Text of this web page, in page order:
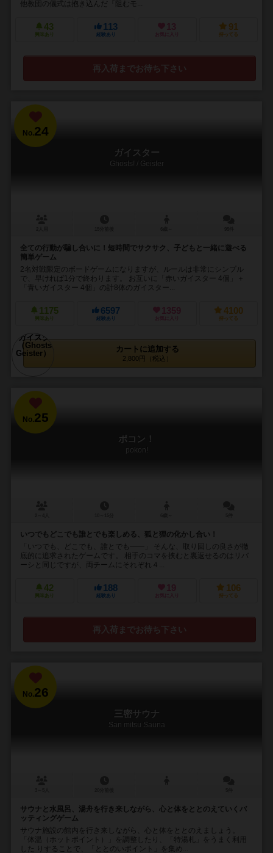
他教団の儀式は抱き込んだ『阻むモ...
43
興味あり
113
経験あり
13
お気に入り
91
持ってる
再入荷までお待ち下さい
No.24
ガイスター
Ghosts! / Geister
全ての行動が騙し合いに！短時間でサクサク、子どもと一緒に遊べる
簡単ゲーム
2名対戦限定のボードゲームになりますが、ルールは非常にシンプル
で、早ければ1分で終わります。 お互いに「赤いガイスター 4個」＋
「青いガイスター 4個」の計8体のガイスター...
1175
興味あり
6597
経験あり
1359
お気に入り
4100
持ってる
カートに追加する
2,800円（税込）
No.25
ポコン！
pokon!
いつでもどこでも誰とでも楽しめる、狐と狸の化かし合い！
「いつでも、どこでも、誰とでも――」 そんな、取り回しの良さが徹
底的に追求されたゲームです。 相手のコマを挟むと裏返せるのはリバ
ーシと同じですが、両チームにそれぞれ４...
42
興味あり
188
経験あり
19
お気に入り
106
持ってる
再入荷までお待ち下さい
No.26
三密サウナ
San mitsu Sauna
サウナと水風呂、湯舟を行き来しながら、心と体をととのえていくバ
ッティングゲーム
サウナ施設の館内を行き来しながら、心と体をととのえましょう。
「体温（ホットポイント）」を調整したり、「特湯札」をうまく利用
した りすることで、「ととのいポイント」を集め...